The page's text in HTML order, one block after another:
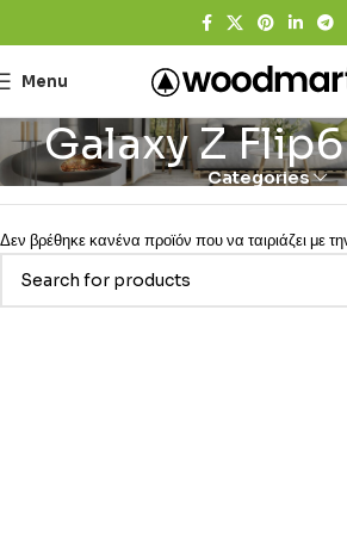
Menu
Galaxy Z
Categories
Δεν βρέθηκε κανένα προϊόν που να ταιριάζει με